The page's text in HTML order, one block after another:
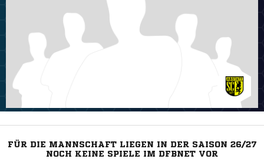
FÜR DIE MANNSCHAFT LIEGEN IN DER SAISON 26/27
NOCH KEINE SPIELE IM DFBNET VOR